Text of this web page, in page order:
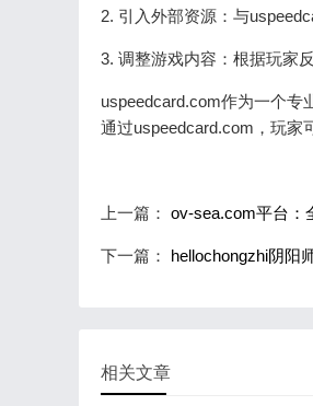
2. 引入外部资源：与
3. 调整游戏内容：根据玩家
uspeedcard.com作为一个专
通过uspeedcard.com，玩家
上一篇： ov-sea.com平台：
下一篇： hellochongzhi阴阳
相关文章